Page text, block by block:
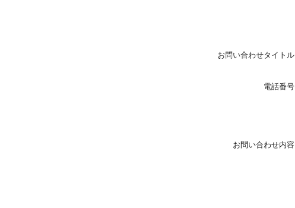
お問い合わせタイトル
電話番号
お問い合わせ内容